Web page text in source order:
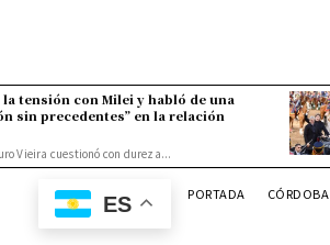
tensión con Milei y habló de una
sin precedentes” en la relación
Vieira cuestionó con dureza...
ES PORTADA